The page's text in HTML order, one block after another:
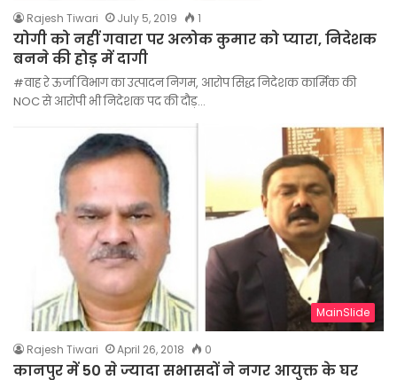
Rajesh Tiwari July 5, 2019 1
योगी को नहीं गवारा पर अलोक कुमार को प्यारा, निदेशक
बनने की होड़ में दागी
#वाह रे ऊर्जा विभाग का उत्पादन निगम, आरोप सिद्ध निदेशक कार्मिक की
NOC से आरोपी भी निदेशक पद की दौड़…
MainSlide
Rajesh Tiwari April 26, 2018 0
कानपुर में 50 से ज्यादा सभासदों ने नगर आयुक्त के घर